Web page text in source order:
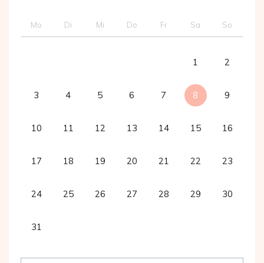
Mo Di Mi Do Fr Sa So
1 2
3 4 5 6 7 8 9
10 11 12 13 14 15 16
17 18 19 20 21 22 23
24 25 26 27 28 29 30
31